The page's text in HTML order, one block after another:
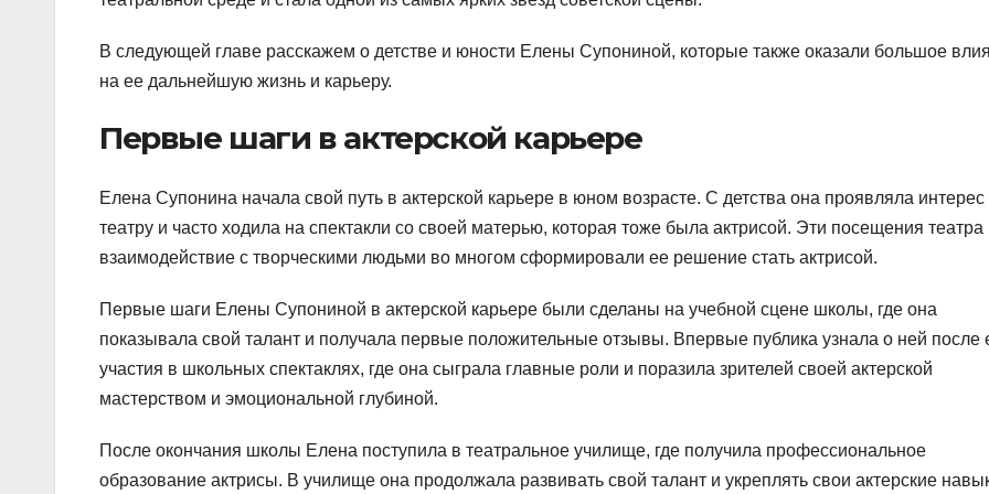
В следующей главе расскажем о детстве и юности Елены Супониной, которые также оказали большое
на ее дальнейшую жизнь и карьеру.
Первые шаги в актерской карьере
Елена Супонина начала свой путь в актерской карьере в юном возрасте. С детства она проявляла интерес
театру и часто ходила на спектакли со своей матерью, которая тоже была актрисой. Эти посещения театра
взаимодействие с творческими людьми во многом сформировали ее решение стать актрисой.
Первые шаги Елены Супониной в актерской карьере были сделаны на учебной сцене школы, где она
показывала свой талант и получала первые положительные отзывы. Впервые публика узнала о ней после
участия в школьных спектаклях, где она сыграла главные роли и поразила зрителей своей актерской
мастерством и эмоциональной глубиной.
После окончания школы Елена поступила в театральное училище, где получила профессиональное
образование актрисы. В училище она продолжала развивать свой талант и укреплять свои актерские